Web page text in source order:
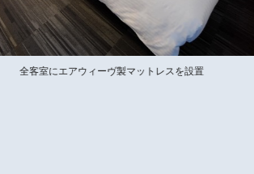
室にエアウィーヴ製マットレスを設置